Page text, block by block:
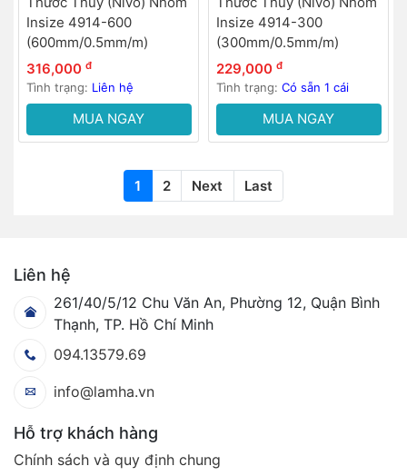
Insize 4914-600
(600mm/0.5mm/m)
316,000 đ
Tình trạng: Liên hệ
MUA NGAY
Insize 4914-300
(300mm/0.5mm/m)
229,000 đ
Tình trạng: Có sẵn 1 cái
MUA NGAY
1 2 Next Last
Liên hệ
261/40/5/12 Chu Văn An, Phường 12, Quận Bình
Thạnh, TP. Hồ Chí Minh
094.13579.69
info@lamha.vn
Hỗ trợ khách hàng
Chính sách và quy định chung